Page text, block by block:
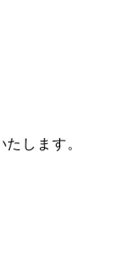
します。